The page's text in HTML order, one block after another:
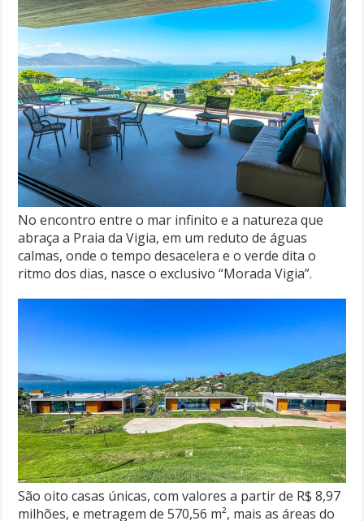
No encontro entre o mar infinito e a natureza que
abraça a Praia da Vigia, em um reduto de águas
calmas, onde o tempo desacelera e o verde dita o
ritmo dos dias, nasce o exclusivo “Morada Vigia”.
São oito casas únicas, com valores a partir de R$ 8,97
milhões, e metragem de 570,56 m², mais as áreas do